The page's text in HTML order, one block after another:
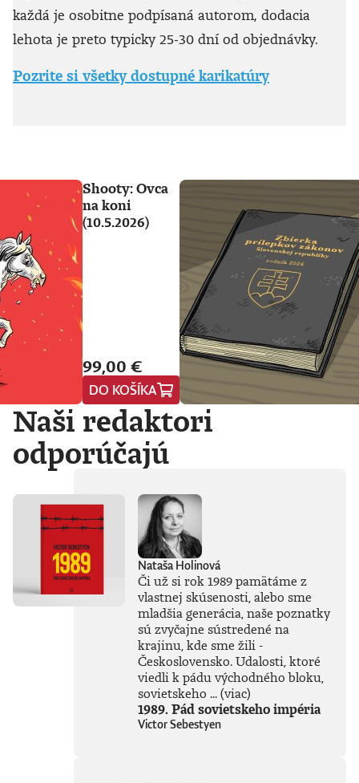
každá je osobitne podpísaná autorom, dodacia
lehota je preto typicky 25-30 dní od objednávky.
Pozrite si všetky dostupné karikatúry
Shooty: Ovca
na koni
(10.5.2026)
99,00 €
DO KOŠÍKA
Naši redaktori
odporúčajú
Nataša Holinová
Či už si rok 1989 pamätáme z
vlastnej skúsenosti, alebo sme
mladšia generácia, naše poznatky
sú zvyčajne sústredené na
krajinu, kde sme žili -
Československo. Udalosti, ktoré
viedli k pádu východného bloku,
sovietskeho ...(viac)
1989. Pád sovietskeho impéria
Victor Sebestyen